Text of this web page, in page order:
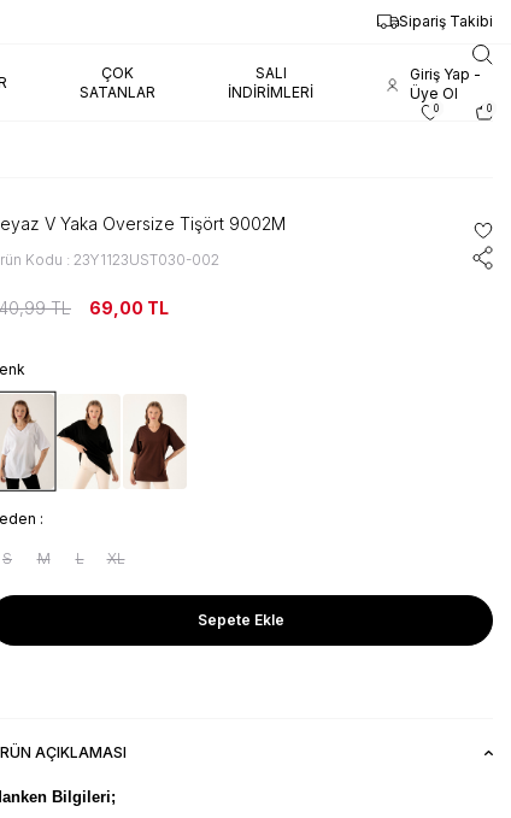
Sipariş Takibi
ÇOK
SATANLAR
SALI
İNDIRIMLERI
Giriş Yap -
Üye Ol
0 0
V Yaka Oversize Tişört 9002M
Kodu : 23Y1123UST030-002
TL 69,00 TL
:
S M L XL
Sepete Ekle
AÇIKLAMASI
Bilgileri;